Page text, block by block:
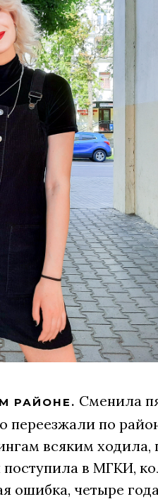
РАЙОНЕ. Сменила
переезжали по
всяким ходила,
поступила в МГКИ,
ошибка, четыре